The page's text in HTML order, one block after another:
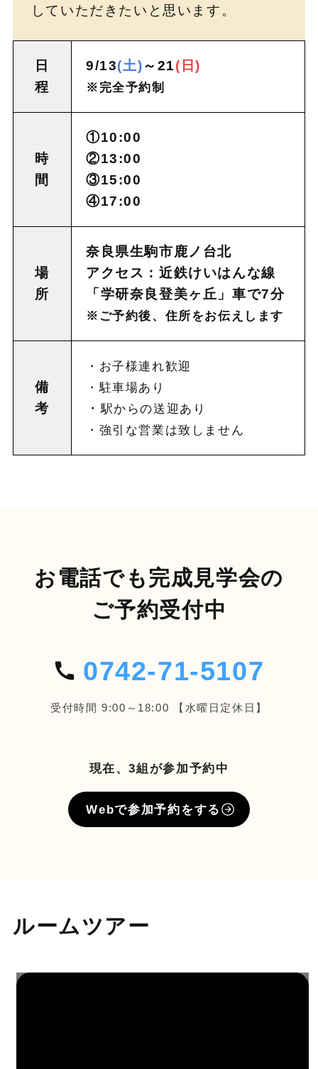
していただきたいと思います。
日
程
9/13(土) ～21(日)
※完全予約制
時
間
①10:00
②13:00
③15:00
④17:00
場
所
奈良県生駒市鹿ノ台北
アクセス：近鉄けいはんな線
「学研奈良登美ヶ丘」車で7分
※ご予約後、住所をお伝えします
備
考
・お子様連れ歓迎
・駐車場あり
・ 駅からの送迎あり
・強引な営業は致しません
お電話でも完成見学会の
ご予約受付中
0742-71-5107
受付時間 9:00～18:00 【水曜日定休日】
現在、3組が参加予約中
Webで参加予約をする
ルームツアー